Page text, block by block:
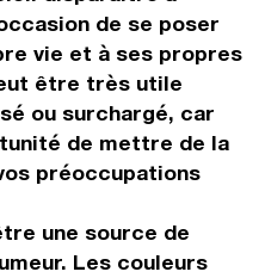
de se poser
vie et à ses propres
être très utile
ou surchargé, car
de mettre de la
préoccupations
une source de
Les couleurs